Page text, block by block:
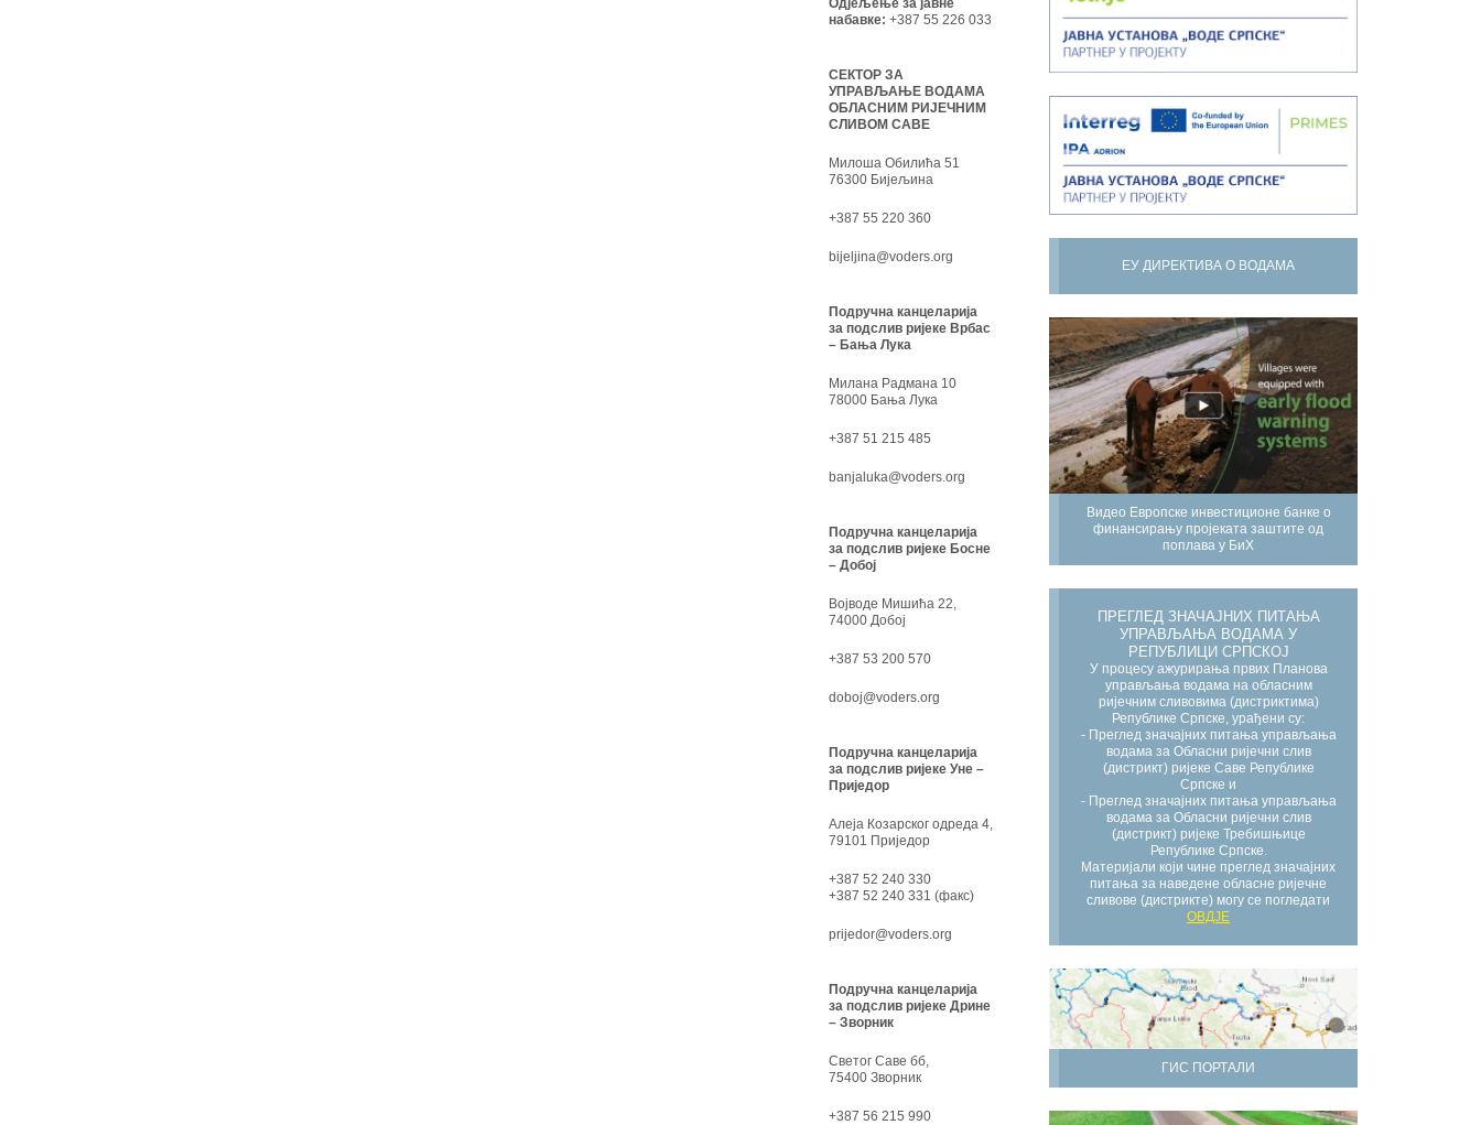
ЕУ ДИРЕКТИВА О ВОДАМА
Видео Европске инвестиционе банке о
финансирању пројеката заштите од
поплава у БиХ
ПРЕГЛЕД ЗНАЧАЈНИХ ПИТАЊА
УПРАВЉАЊА ВОДАМА У
РЕПУБЛИЦИ СРПСКОЈ
У процесу ажурирања првих Планова
управљања водама на обласним
ријечним сливовима (дистриктима)
Републике Српске, урађени су:
- Преглед значајних питања управљања
водама за Обласни ријечни слив
(дистрикт) ријеке Саве Републике
Српске и
- Преглед значајних питања управљања
водама за Обласни ријечни слив
(дистрикт) ријеке Требишњице
Републике Српске.
Материјали који чине преглед значајних
питања за наведене обласне ријечне
сливове (дистрикте) могу се погледати
ОВДЈЕ
ГИС ПОРТАЛИ
Одјељење за јавне
набавке: +387 55 226 033
СЕКТОР ЗА
УПРАВЉАЊЕ ВОДАМА
ОБЛАСНИМ РИЈЕЧНИМ
СЛИВОМ САВЕ
Милоша Обилића 51
76300 Бијељина
+387 55 220 360
bijeljina@voders.org
Подручна канцеларија
за подслив ријеке Врбас
– Бања Лука
Милана Радмана 10
78000 Бања Лука
+387 51 215 485
banjaluka@voders.org
Подручна канцеларија
за подслив ријеке Босне
– Добој
Војводе Мишића 22,
74000 Добој
+387 53 200 570
doboj@voders.org
Подручна канцеларија
за подслив ријеке Уне –
Приједор
Алеја Козарског одреда 4,
79101 Приједор
+387 52 240 330
+387 52 240 331 (факс)
prijedor@voders.org
Подручна канцеларија
за подслив ријеке Дрине
– Зворник
Светог Саве бб,
75400 Зворник
+387 56 215 990